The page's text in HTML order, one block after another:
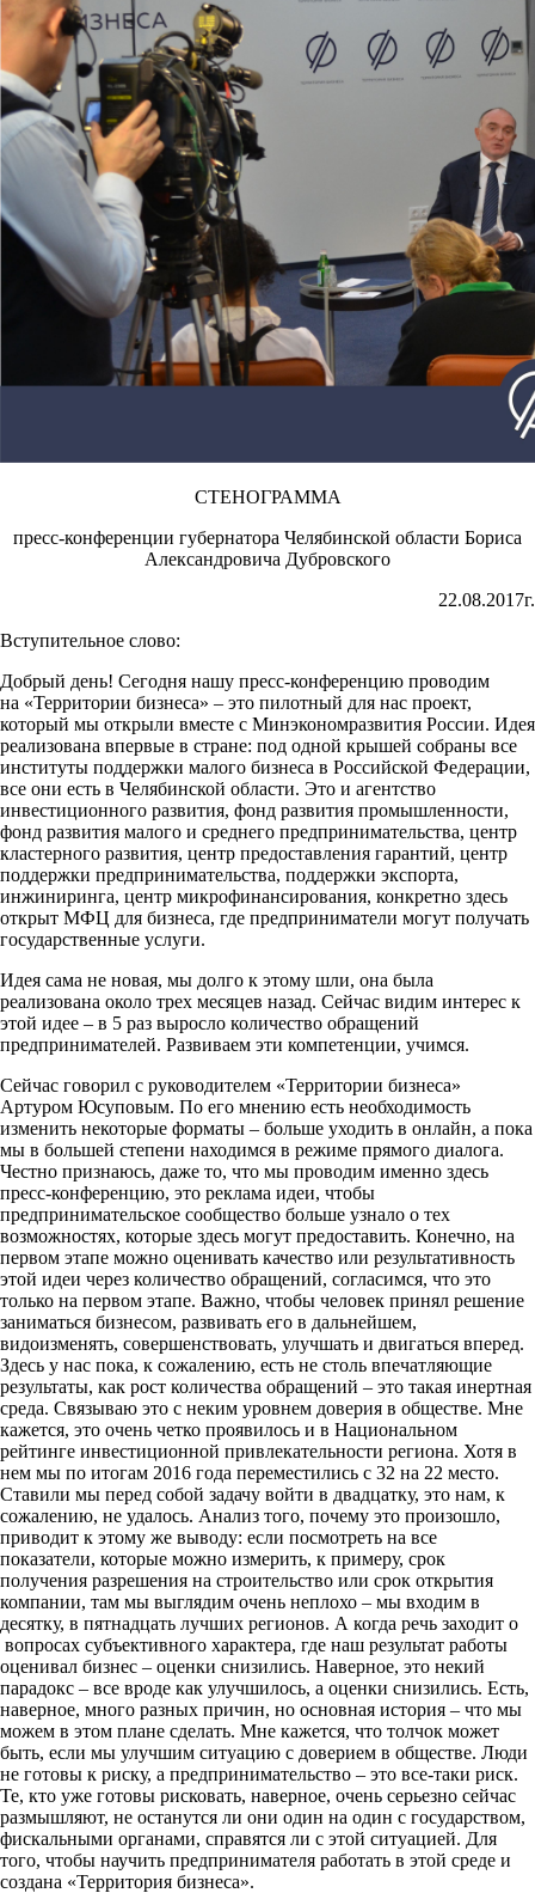
СТЕНОГРАММА
пресс-конференции губернатора Челябинской области Бориса
Александровича Дубровского
22.08.2017г.
Вступительное слово:
Добрый день! Сегодня нашу пресс-конференцию проводим
на «Территории бизнеса» – это пилотный для нас проект,
который мы открыли вместе с Минэкономразвития России. Идея
реализована впервые в стране: под одной крышей собраны все
институты поддержки малого бизнеса в Российской Федерации,
все они есть в Челябинской области. Это и агентство
инвестиционного развития, фонд развития промышленности,
фонд развития малого и среднего предпринимательства, центр
кластерного развития, центр предоставления гарантий, центр
поддержки предпринимательства, поддержки экспорта,
инжиниринга, центр микрофинансирования, конкретно здесь
открыт МФЦ для бизнеса, где предприниматели могут получать
государственные услуги.
Идея сама не новая, мы долго к этому шли, она была
реализована около трех месяцев назад. Сейчас видим интерес к
этой идее – в 5 раз выросло количество обращений
предпринимателей. Развиваем эти компетенции, учимся.
Сейчас говорил с руководителем «Территории бизнеса»
Артуром Юсуповым. По его мнению есть необходимость
изменить некоторые форматы – больше уходить в онлайн, а пока
мы в большей степени находимся в режиме прямого диалога.
Честно признаюсь, даже то, что мы проводим именно здесь
пресс-конференцию, это реклама идеи, чтобы
предпринимательское сообщество больше узнало о тех
возможностях, которые здесь могут предоставить. Конечно, на
первом этапе можно оценивать качество или результативность
этой идеи через количество обращений, согласимся, что это
только на первом этапе. Важно, чтобы человек принял решение
заниматься бизнесом, развивать его в дальнейшем,
видоизменять, совершенствовать, улучшать и двигаться вперед.
Здесь у нас пока, к сожалению, есть не столь впечатляющие
результаты, как рост количества обращений – это такая инертная
среда. Связываю это с неким уровнем доверия в обществе. Мне
кажется, это очень четко проявилось и в Национальном
рейтинге инвестиционной привлекательности региона. Хотя в
нем мы по итогам 2016 года переместились с 32 на 22 место.
Ставили мы перед собой задачу войти в двадцатку, это нам, к
сожалению, не удалось. Анализ того, почему это произошло,
приводит к этому же выводу: если посмотреть на все
показатели, которые можно измерить, к примеру, срок
получения разрешения на строительство или срок открытия
компании, там мы выглядим очень неплохо – мы входим в
десятку, в пятнадцать лучших регионов. А когда речь заходит о
вопросах субъективного характера, где наш результат работы
оценивал бизнес – оценки снизились. Наверное, это некий
парадокс – все вроде как улучшилось, а оценки снизились. Есть,
наверное, много разных причин, но основная история – что мы
можем в этом плане сделать. Мне кажется, что толчок может
быть, если мы улучшим ситуацию с доверием в обществе. Люди
не готовы к риску, а предпринимательство – это все-таки риск.
Те, кто уже готовы рисковать, наверное, очень серьезно сейчас
размышляют, не останутся ли они один на один с государством,
фискальными органами, справятся ли с этой ситуацией. Для
того, чтобы научить предпринимателя работать в этой среде и
создана «Территория бизнеса».